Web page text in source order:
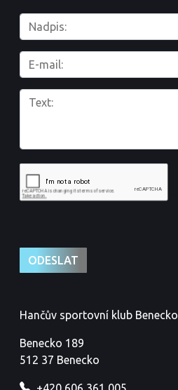
Hančův sportovní klub Benecko
Benecko 189
512 37 Benecko